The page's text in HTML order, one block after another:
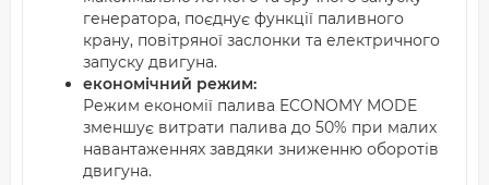
генератора, поєднує функції паливного
крану, повітряної заслонки та електричного
запуску двигуна.
економічний режим:
Режим економії палива ECONOMY MODE
зменшує витрати палива до 50% при малих
навантаженнях завдяки зниженню оборотів
двигуна.